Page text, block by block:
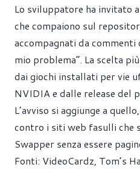
Lo sviluppatore ha invitato
che compaiono sul
accompagnati da commenti
mio problema”. La scelta
dai giochi installati per vie
NVIDIA e dalle release del
L’avviso si aggiunge a
contro i siti web fasulli che
Swapper senza essere
Fonti: VideoCardz, Tom’s